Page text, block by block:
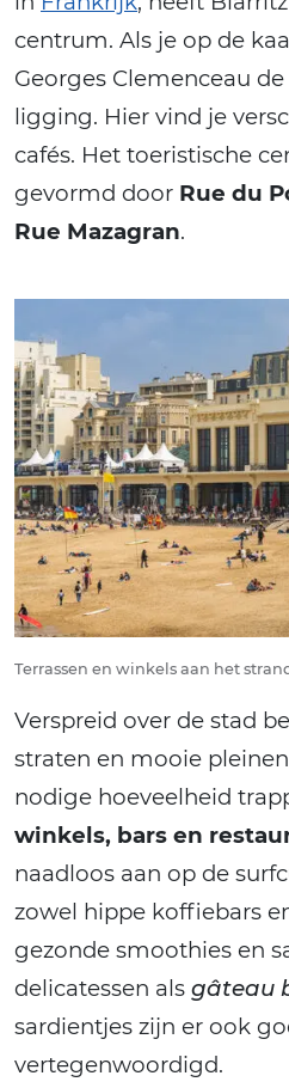
centrum. Als je op de
Georges Clemenceau
ligging. Hier vind je
cafés. Het toeristische
gevormd door Rue du
Rue Mazagran.
Terrassen en winkels aan het
Verspreid over de stad
straten en mooie
nodige hoeveelheid
winkels, bars en
naadloos aan op de
zowel hippe koffiebars
gezonde smoothies en
delicatessen als gâteau
sardientjes zijn er ook
vertegenwoordigd.